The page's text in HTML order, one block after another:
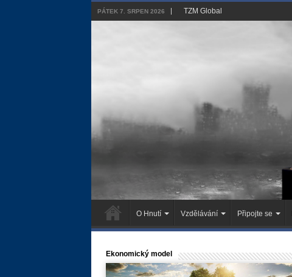
PÁTEK 7. SRPEN 2026 TZM Global
O Hnutí Vzdělávání Připojte se
Ekonomický model